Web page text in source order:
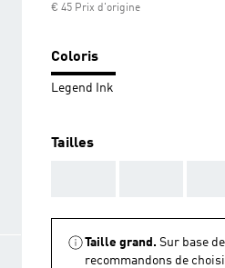
€ 45 Prix d'origine
Coloris
Legend Ink
Tailles
Taille grand. Sur base
recommandons de